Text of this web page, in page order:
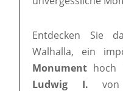
Entdecken Sie
Walhalla, ein
Monument hoch
Ludwig I. von